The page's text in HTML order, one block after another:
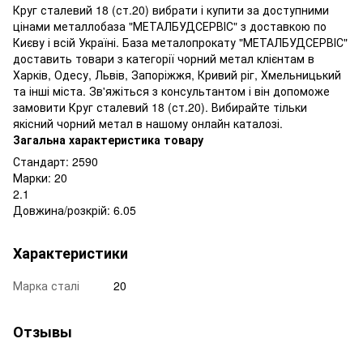
Круг сталевий 18 (ст.20) вибрати і купити за доступними
цінами металлобаза "МЕТАЛБУДСЕРВІС" з доставкою по
Києву і всій Україні. База металопрокату "МЕТАЛБУДСЕРВІС"
доставить товари з категорії чорний метал клієнтам в
Харків, Одесу, Львів, Запоріжжя, Кривий ріг, Хмельницький
та інші міста. Зв'яжіться з консультантом і він допоможе
замовити Круг сталевий 18 (ст.20). Вибирайте тільки
якісний чорний метал в нашому онлайн каталозі.
Загальна характеристика товару
Стандарт: 2590
Марки: 20
2.1
Довжина/розкрій: 6.05
Характеристики
Марка сталі 20
Отзывы